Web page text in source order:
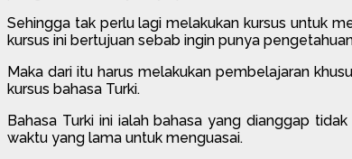
Sehingga tak perlu lagi melakukan kursus untuk
kursus ini bertujuan sebab ingin punya
Maka dari itu harus melakukan pembelajaran
kursus bahasa Turki.
Bahasa Turki ini ialah bahasa yang dianggap
waktu yang lama untuk menguasai.